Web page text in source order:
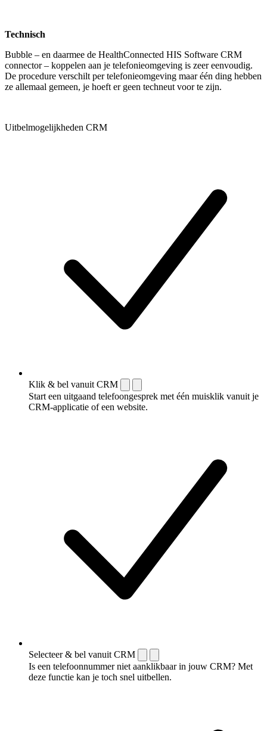
Technisch
Bubble – en daarmee de HealthConnected HIS Software CRM
connector – koppelen aan je telefonieomgeving is zeer eenvoudig.
De procedure verschilt per telefonieomgeving maar één ding hebben
ze allemaal gemeen, je hoeft er geen techneut voor te zijn.
Uitbelmogelijkheden CRM
Klik & bel vanuit CRM
Start een uitgaand telefoongesprek met één muisklik vanuit je
CRM-applicatie of een website.
Selecteer & bel vanuit CRM
Is een telefoonnummer niet aanklikbaar in jouw CRM? Met
deze functie kan je toch snel uitbellen.